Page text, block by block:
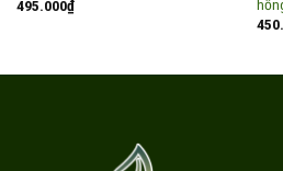
495.000₫